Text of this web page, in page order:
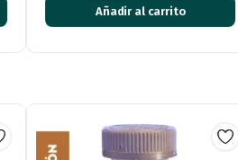
Añadir al carrito